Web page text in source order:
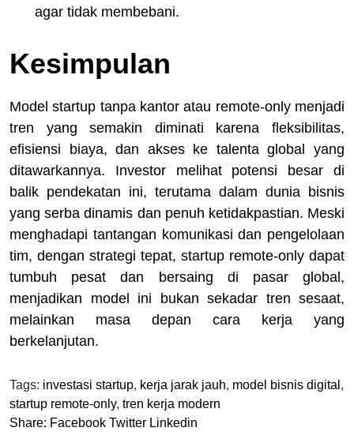
agar tidak membebani.
Kesimpulan
Model startup tanpa kantor atau remote-only menjadi
tren yang semakin diminati karena fleksibilitas,
efisiensi biaya, dan akses ke talenta global yang
ditawarkannya. Investor melihat potensi besar di
balik pendekatan ini, terutama dalam dunia bisnis
yang serba dinamis dan penuh ketidakpastian. Meski
menghadapi tantangan komunikasi dan pengelolaan
tim, dengan strategi tepat, startup remote-only dapat
tumbuh pesat dan bersaing di pasar global,
menjadikan model ini bukan sekadar tren sesaat,
melainkan masa depan cara kerja yang
berkelanjutan.
Tags: investasi startup, kerja jarak jauh, model bisnis digital ,
startup remote-only, tren kerja modern
Share: Facebook Twitter Linkedin